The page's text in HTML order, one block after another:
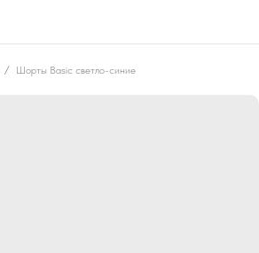
Шорты Basic светло-синие